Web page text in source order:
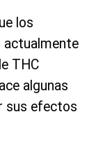
los
actualmente
THC
algunas
sus efectos